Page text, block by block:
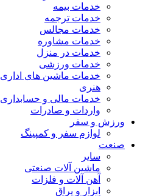
خدمات بیمه
خدمات ترجمه
خدمات مجالس
خدمات مشاوره
خدمات در منزل
خدمات ورزشی
خدمات ماشین های اداری
هنری
خدمات مالی و حسابداری
واردات و صادرات
ورزش و سفر
لوازم سفر و کمپینگ
صنعت
سایر
ماشین آلات صنعتی
آهن آلات و فلزات
ابزار و یراق